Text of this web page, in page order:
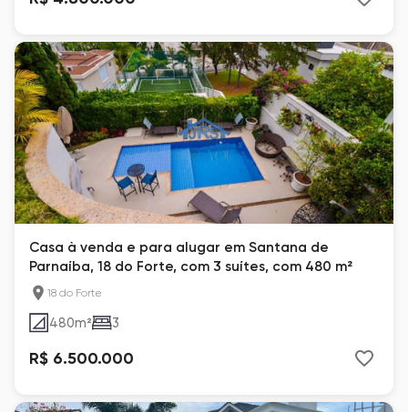
Casa à venda e para alugar em Santana de
Parnaíba, 18 do Forte, com 3 suítes, com 480 m²
18 do Forte
480m² 3
R$ 6.500.000